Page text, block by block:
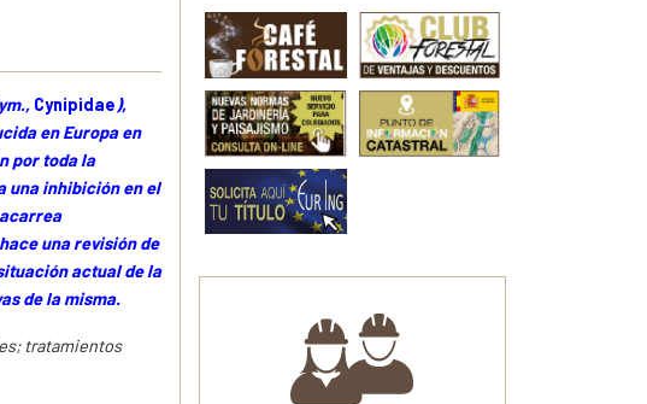
Cynipidae),
en Europa en
por toda la
una inhibición en el
una revisión de
actual de la
de la misma.
tratamientos